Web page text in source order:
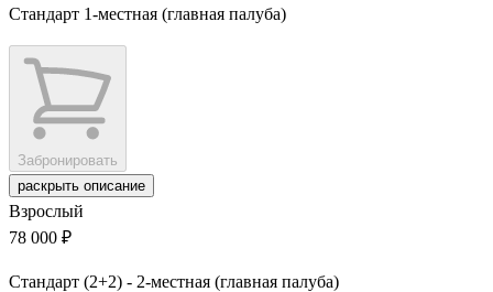
Стандарт 1-местная (главная палуба)
Забронировать
раскрыть описание
Взрослый
78 000 ₽
Стандарт (2+2) - 2-местная (главная палуба)